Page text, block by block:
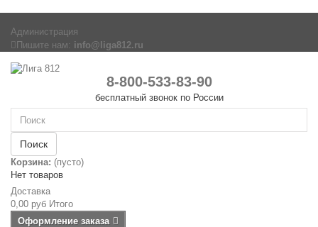
Администрация
Пишите нам: info@liga812.ru
8-800-533-83-90
бесплатный звонок по России
Поиск
Корзина: (пусто)
Нет товаров
Доставка
0,00 руб Итого
Оформление заказа